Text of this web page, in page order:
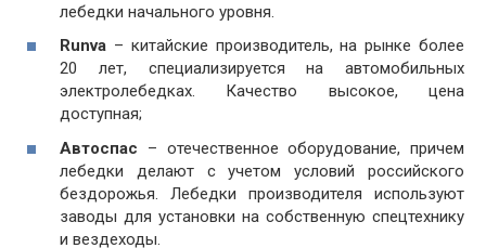
лебедки начального уровня.
Runva – китайские производитель, на рынке более
20 лет, специализируется на автомобильных
электролебедках. Качество высокое, цена
доступная;
Автоспас – отечественное оборудование, причем
лебедки делают с учетом условий российского
бездорожья. Лебедки производителя используют
заводы для установки на собственную спецтехнику
и вездеходы.